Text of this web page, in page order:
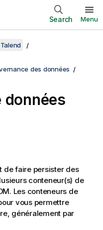
Search Menu
des données
données
de faire persister des
conteneur(s) de
Les conteneurs de
vous permettre
généralement par